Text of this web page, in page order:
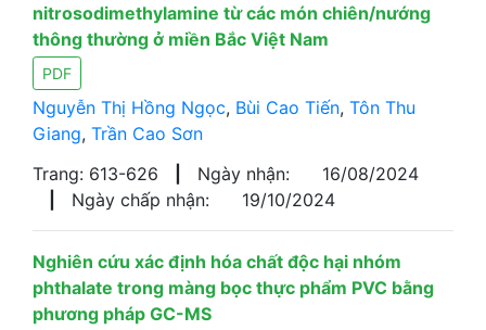
nitrosodimethylamine từ các món chiên/nướng
thông thường ở miền Bắc Việt Nam
PDF
Nguyễn Thị Hồng Ngọc, Bùi Cao Tiến, Tôn Thu
Giang, Trần Cao Sơn
Trang: 613-626
Ngày nhận:
16/08/2024
Ngày chấp nhận: 19/10/2024
Nghiên cứu xác định hóa chất độc hại nhóm
phthalate trong màng bọc thực phẩm PVC bằng
phương pháp GC-MS